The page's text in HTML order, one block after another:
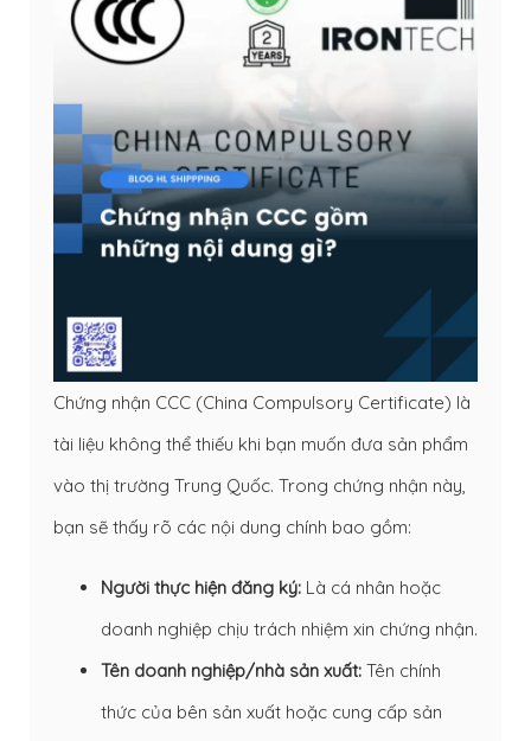
Chứng nhận CCC (China Compulsory Certificate) là
tài liệu không thể thiếu khi bạn muốn đưa sản phẩm
vào thị trường Trung Quốc. Trong chứng nhận này,
bạn sẽ thấy rõ các nội dung chính bao gồm:
Người thực hiện đăng ký: Là cá nhân hoặc
doanh nghiệp chịu trách nhiệm xin chứng nhận.
Tên doanh nghiệp/nhà sản xuất: Tên chính
thức của bên sản xuất hoặc cung cấp sản